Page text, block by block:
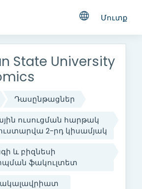
Մուտք
State University
Դասընթացներ
ուսուցման հարթակ
ուստարվա 2-րդ կիսամյակ
և բիզնեսի
‎‎ֆակուլտետ